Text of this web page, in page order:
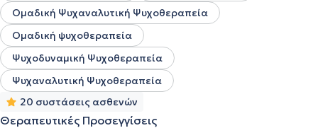
Ομαδική Ψυχαναλυτική Ψυχοθεραπεία
Ομαδική ψυχοθεραπεία
Ψυχοδυναμική Ψυχοθεραπεία
Ψυχαναλυτική Ψυχοθεραπεία
20 συστάσεις ασθενών
Θεραπευτικές Προσεγγίσεις